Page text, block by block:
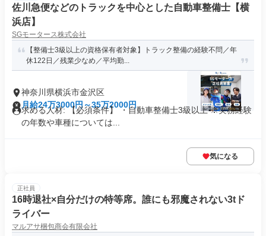
佐川急便などのトラックを中心とした自動車整備士【横
浜店】
SGモータース株式会社
【整備士3級以上の資格保有者対象】トラック整備の経験不問／年
休122日／残業少なめ／平均勤...
神奈川県横浜市金沢区
月給24万3000円～35万2000円
求める人材: 【必須条件】 ・自動車整備士3級以上 ※実務経験
の年数や車種については...
気になる
正社員
16時退社×自分だけの特等席。誰にも邪魔されない3tド
ライバー
マルアサ梱包商会有限会社